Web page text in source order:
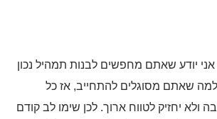
שאתם מחפשים לבנות תמהיל נכון
מסוגלים להתחייב, אז כל
יחזיק לטווח ארוך. לכן שימו לב קודם